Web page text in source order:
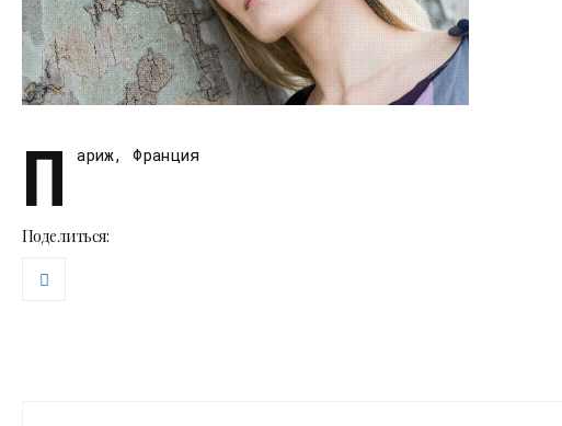
П ариж, Франция
Поделиться: